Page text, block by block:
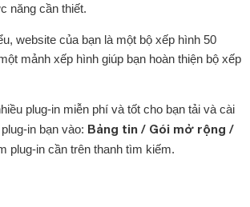
năng cần thiết.
website của bạn là một bộ xếp hình 50
mảnh xếp hình giúp bạn hoàn thiện bộ xếp
plug-in miễn phí và tốt cho bạn tải và cài
in bạn vào: Bảng tin / Gói mở rộng /
plug-in cần trên thanh tìm kiếm.